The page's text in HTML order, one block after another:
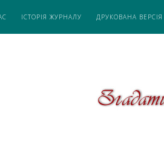
ІСТОРІЯ ЖУРНАЛУ ДРУКОВАНА ВЕРСІЯ